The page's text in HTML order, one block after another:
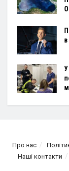
У
Про нас
Наші контакти